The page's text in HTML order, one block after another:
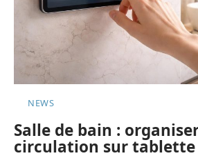
NEWS
Salle de bain :
circulation sur